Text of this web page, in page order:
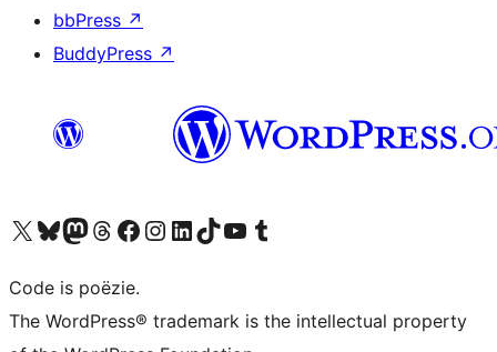
bbPress ↗
BuddyPress ↗
Bezoek ons X (voorheen Twitter) account
Bezoek ons Bluesky account
Bezoek ons Mastodon account
Bezoek ons Threads account
Onze Facebook pagina bezoeken
Bezoek ons Instagram account
Bezoek ons LinkedIn account
Bezoek ons TikTok account
Bezoek ons YouTube kanaalBezoek ons Tumblr account
Code is poëzie.
The WordPress® trademark is the intellectual property